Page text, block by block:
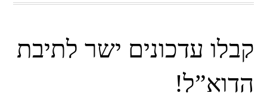
קבלו עדכונים ישר לתיבת
הדוא”ל!